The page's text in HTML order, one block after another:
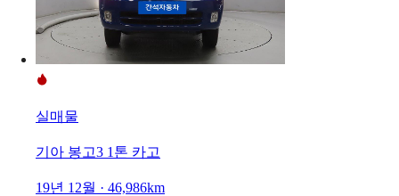
실매물
기아 봉고3 1톤 카고
19년 12월 · 46,986km